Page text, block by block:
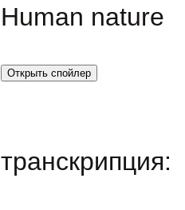
Human nature
транскрипция: